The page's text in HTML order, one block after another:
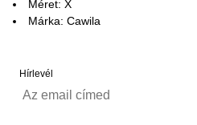
Méret: X
Márka: Cawila
Hírlevél